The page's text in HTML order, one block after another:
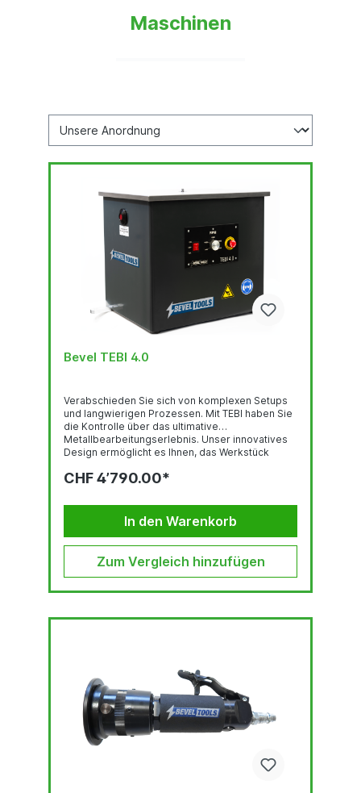
Maschinen
Bevel TEBI 4.0
Verabschieden Sie sich von komplexen Setups
und langwierigen Prozessen. Mit TEBI haben Sie
die Kontrolle über das ultimative
Metallbearbeitungserlebnis. Unser innovatives
Design ermöglicht es Ihnen, das Werkstück
Milbenschneiders™ zu manövrieren, der sich
einer Vielzahl kleinerer Werkstücke, Bohrungen
und gekrümmter Materialien war noch nie so
einfach. Da Sie keine...
CHF 4’790.00*
In den Warenkorb
Zum Vergleich hinzufügen